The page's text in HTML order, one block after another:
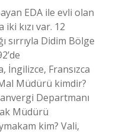
EDA ile evli olan
iki kızı var. 12
sırrıyla Didim Bölge
İngilizce, Fransızca
Müdürü kimdir?
Departmanı
Müdürü
kim? Vali,